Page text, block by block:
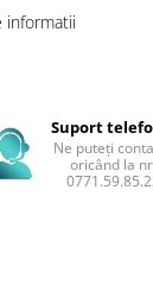
informatii
Suport
Ne puteți
oricând la